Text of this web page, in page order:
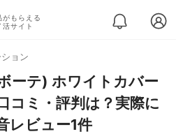
がもらえる
活サイト
ョン
ーテ) ホワイトカバー
コミ・評判は？実際に
レビュー1件